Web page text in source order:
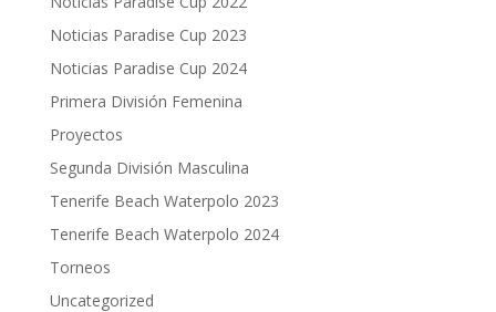
Noticias Paradise Cup 2023
Noticias Paradise Cup 2024
Primera División Femenina
Proyectos
Segunda División Masculina
Tenerife Beach Waterpolo 2023
Tenerife Beach Waterpolo 2024
Torneos
Uncategorized